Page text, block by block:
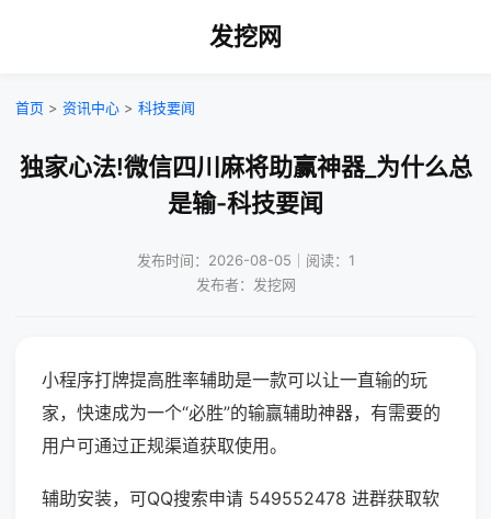
发挖网
首页 > 资讯中心 > 科技要闻
独家心法!微信四川麻将助赢神器_为什么总
是输-科技要闻
发布时间：2026-08-05｜阅读：1
发布者：发挖网
小程序打牌提高胜率辅助是一款可以让一直输的玩
家，快速成为一个“必胜”的输赢辅助神器，有需要的
用户可通过正规渠道获取使用。
辅助安装，可QQ搜索申请 549552478 进群获取软